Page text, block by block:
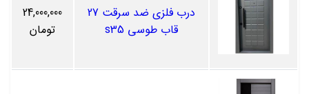
درب فلزی ضد سرقت 27
قاب طوسی s35
24,000,000
تومان